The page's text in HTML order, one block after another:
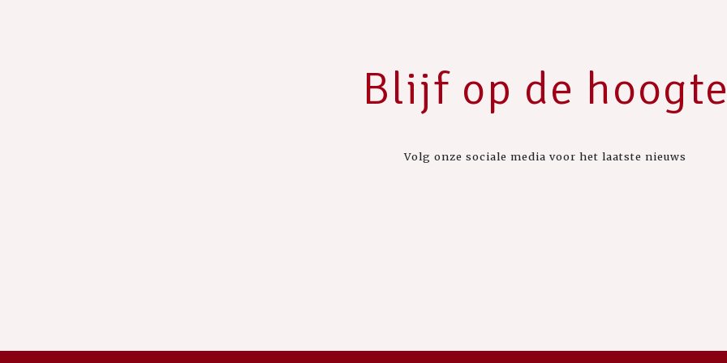
Blijf op de
Volg onze sociale media voor het laatste nieuws